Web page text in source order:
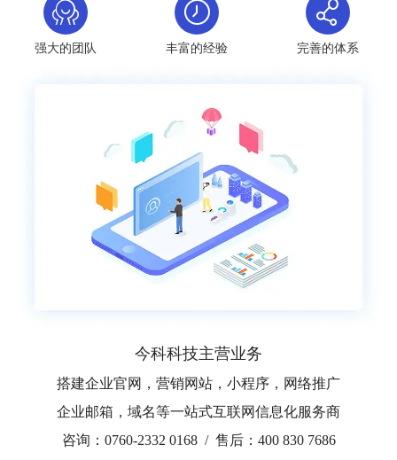
强大的团队 丰富的经验 完善的体系
今科科技主营业务
搭建企业官网，营销网站，小程序，网络推广
企业邮箱，域名等一站式互联网信息化服务商
咨询：0760-2332 0168 / 售后：400 830 7686